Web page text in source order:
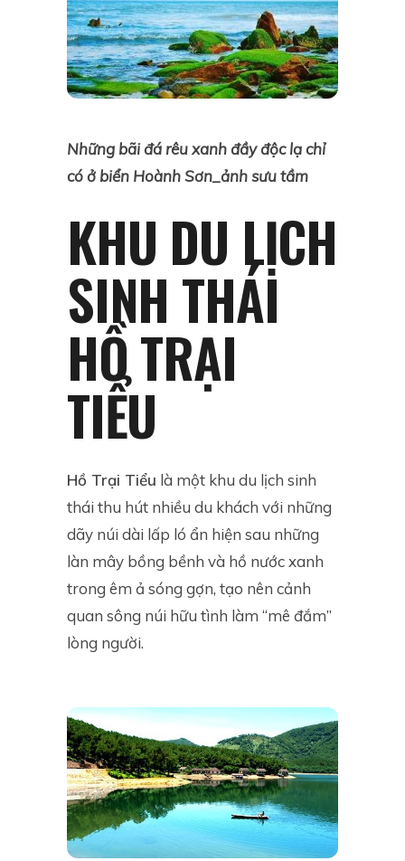
Những bãi đá rêu xanh đầy độc lạ chỉ
có ở biển Hoành Sơn_ảnh sưu tầm
KHU DU LỊCH
SINH THÁI
HỒ TRẠI
TIỂU
Hồ Trại Tiểu là một khu du lịch sinh
thái thu hút nhiều du khách với những
dãy núi dài lấp ló ẩn hiện sau những
làn mây bồng bềnh và hồ nước xanh
trong êm ả sóng gợn, tạo nên cảnh
quan sông núi hữu tình làm “mê đắm”
lòng người.